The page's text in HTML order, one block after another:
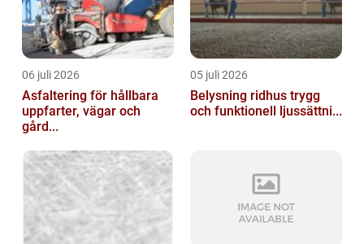
06 juli 2026
Asfaltering för hållbara
uppfarter, vägar och
gård...
05 juli 2026
Belysning ridhus trygg
och funktionell ljussättni...